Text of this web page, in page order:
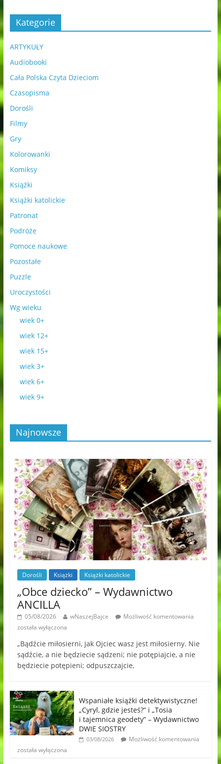
Kategorie
ARTYKUŁY
Audiobooki
Cała Polska Czyta Dzieciom
Czasopisma
Dorośli
Filmy
Gry
Kolorowanki
Komiksy
Książki
Książki katolickie
Patronat
Podróże
Pomoce naukowe
Pozostałe
Puzzle
Uroczystości
Wg wieku
wiek 0+
wiek 12+
wiek 15+
wiek 3+
wiek 6+
wiek 9+
Najnowsze
Dorośli Książki Książki katolickie
„Obce dziecko” – Wydawnictwo
ANCILLA
05/08/2026 wNaszejBajce
Możliwość komentowania
została wyłączona
„Bądźcie miłosierni, jak Ojciec wasz jest miłosierny. Nie
sądźcie, a nie będziecie sądzeni; nie potępiajcie, a nie
będziecie potępieni; odpuszczajcie,
Wspaniałe książki detektywistyczne!
„Cyryl, gdzie jesteś?” i „Tosia
i tajemnica geodety” – Wydawnictwo
DWIE SIOSTRY
03/08/2026
Możliwość komentowania
została wyłączona